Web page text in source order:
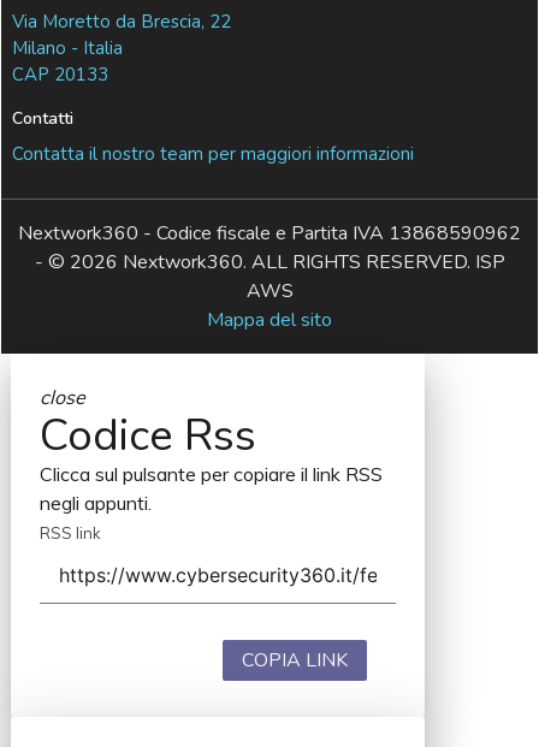
Via Moretto da Brescia, 22
Milano - Italia
CAP 20133
Contatti
Contatta il nostro team per maggiori informazioni
Nextwork360 - Codice fiscale e Partita IVA 13868590962
- © 2026 Nextwork360. ALL RIGHTS RESERVED. ISP
AWS
Mappa del sito
close
Codice Rss
Clicca sul pulsante per copiare il link RSS
negli appunti.
RSS link
COPIA LINK